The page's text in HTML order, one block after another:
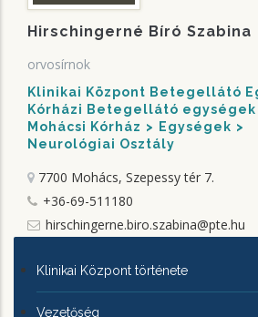
Hirschingerné Bíró Szabina
orvosírnok
Klinikai Központ Betegellátó
Kórházi Betegellátó egységek
Mohácsi Kórház
Egységek
Neurológiai Osztály
7700 Mohács, Szepessy tér 7.
+36-69-511180
hirschingerne.biro.szabina@pte.hu
KLINIKAI
KÖZPONTRÓL
Klinikai Központ története
Vezetőség